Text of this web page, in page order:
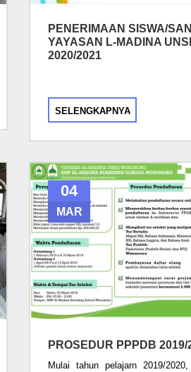
PENERIMAAN SISWA/
YAYASAN L-MADINA
2020/2021
SELENGKAPNYA
04
MAR
PROSEDUR PPPDB 2019/
Mulai tahun pelajarn 2019/